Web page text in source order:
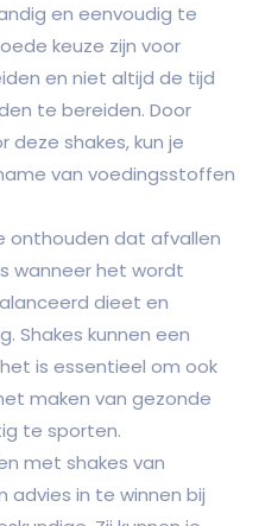
en eenvoudig te
keuze zijn voor
en niet altijd de tijd
te bereiden. Door
shakes, kun je
van voedingsstoffen
onthouden dat afvallen
wanneer het wordt
dieet en
Shakes kunnen een
is essentieel om ook
maken van gezonde
te sporten.
met shakes van
advies in te winnen bij